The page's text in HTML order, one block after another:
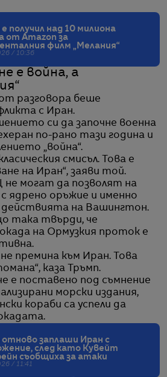
получил над 10 милиона
от Amazon за
филм „Мелания“
/ 10:36
е война, а
разговора беше
с Иран.
си да започне военна
по-рано тази година и
„война“.
смисъл. Това е
на Иран“, заяви той.
не могат да позволят на
ядрено оръжие и именно
действията на Вашингтон.
така твърди, че
на Ормузкия проток е
премина към Иран. Това
каза Тръмп.
е поставено под съмнение
морски издания,
кораби са успели да
отново заплаши Иран с
след като Кувейт
съобщиха за атаки
/ 11:41